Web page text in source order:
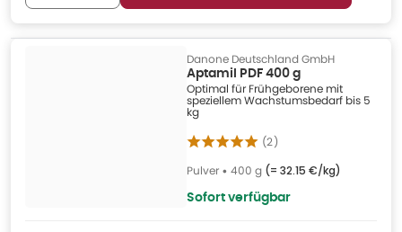
Danone Deutschland GmbH
Aptamil PDF 400 g
Optimal für Frühgeborene mit
speziellem Wachstumsbedarf bis 5
kg
(2)
Pulver • 400 g (= 32.15 €/kg)
Sofort verfügbar